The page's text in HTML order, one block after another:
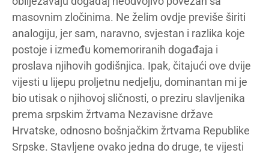
masovnim zločinima. Ne želim ovdje previše širiti
analogiju, jer sam, naravno, svjestan i razlika koje
postoje i između komemoriranih događaja i
proslava njihovih godišnjica. Ipak, čitajući ove dvije
vijesti u lijepu proljetnu nedjelju, dominantan mi je
bio utisak o njihovoj sličnosti, o preziru slavljenika
prema srpskim žrtvama Nezavisne države
Hrvatske, odnosno bošnjačkim žrtvama Republike
Srpske. Stavljene ovako jedna do druge, te vijesti